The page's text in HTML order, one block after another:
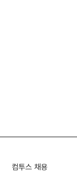
컴투스 채용